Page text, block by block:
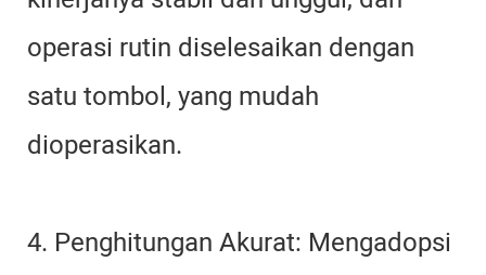
operasi rutin diselesaikan dengan
satu tombol, yang mudah
dioperasikan.
4. Penghitungan Akurat: Mengadopsi